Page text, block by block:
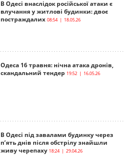
В Одесі внаслідок російської атаки є
влучання у житлові будинки: двоє
постраждалих 08:54 | 18.05.26
Одеса 16 травня: нічна атака дронів,
скандальний тендер 19:52 | 16.05.26
В Одесі під завалами будинку через
п’ять днів після обстрілу знайшли
живу черепаху 18:24 | 29.04.26